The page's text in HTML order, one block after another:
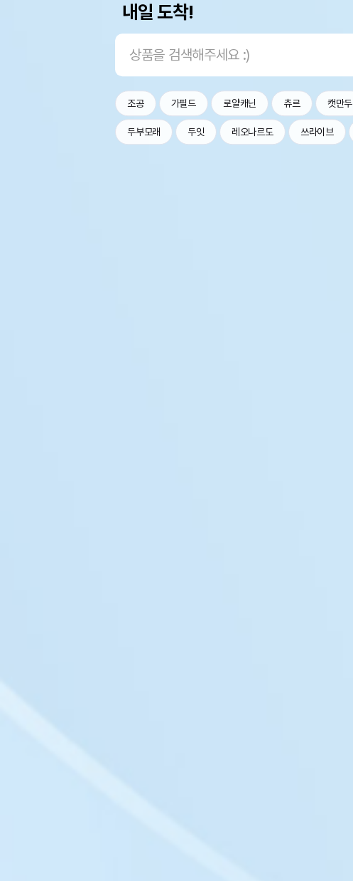
내일 도착!
조공 가필드 로얄캐닌 츄르 캣만두
두부모래 두잇 레오나르도 쓰라이브